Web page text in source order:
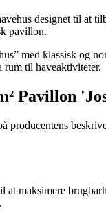
designet til
pavillon.
med klassisk og
rum til haveaktiviteter.
Pavillon
at maksimere